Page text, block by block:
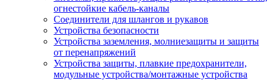
огнестойкие кабель-каналы
Соединители для шлангов и рукавов
Устройства безопасности
Устройства заземления, молниезащиты и защиты
от перенапряжений
Устройства защиты, плавкие предохранители,
модульные устройства/монтажные устройства